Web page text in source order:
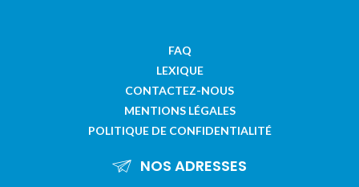
FAQ
LEXIQUE
CONTACTEZ-NOUS
MENTIONS LÉGALES
POLITIQUE DE CONFIDENTIALITÉ
NOS ADRESSES